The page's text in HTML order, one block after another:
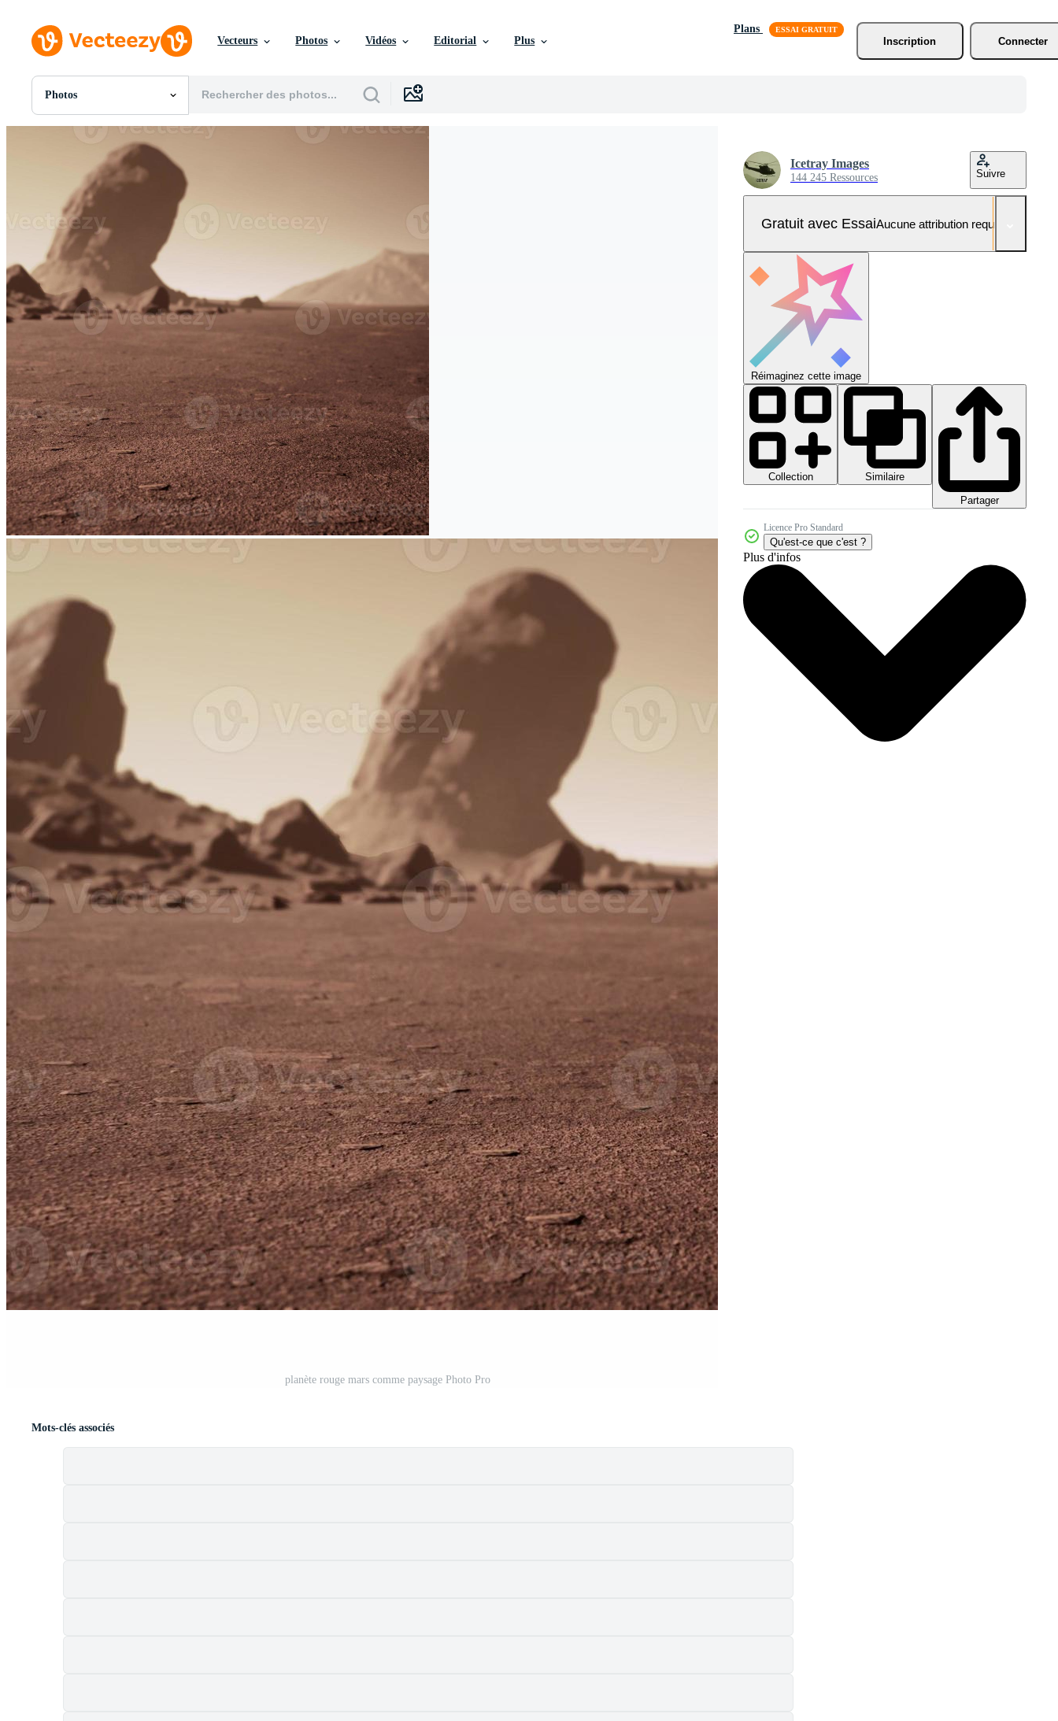
Vecteurs Photos Vidéos Editorial Plus
Plans
Inscription
Connecter
Photos
Toutes Images
SVGs
Modèles
Vecteurs
Vidéos
Motion graphics
Images Éditoriales
Événements Éditoriaux
planète rouge mars comme paysage Photo Pro
Icetray Images
144 245 Ressources Suivre
Gratuit avec EssaiAucune attribution requise
Réimaginez cette image
Collection
Similaire
Partager
Licence Pro Standard
Qu'est-ce que c'est ?
Plus d'infos
Mots-clés associés